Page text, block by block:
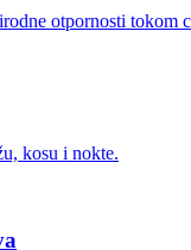
otpornosti tokom
kosu i nokte.